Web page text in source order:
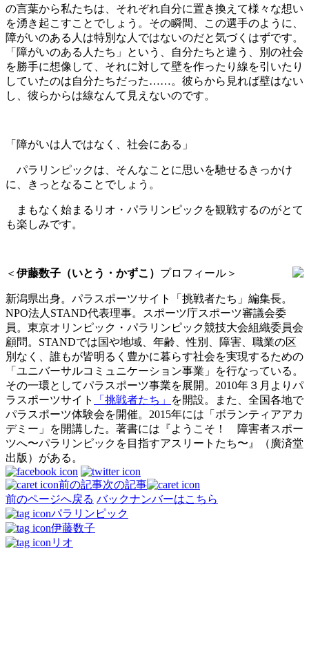
の言葉から私たちは、それぞれ自分に置き換えて様々な想い
を湧き起こすことでしょう。その瞬間、この選手のように、
障がいのある人は特別な人ではないのだと気づくはずです。
「障がいのある人たち」という、自分たちと違う、別の社会
を勝手に想像して、それに対して壁を作ったり線を引いたり
していたのは自分たちだった……。彼らから見れば壁はない
し、彼らからは線なんて見えないのです。
「障がいは人ではなく、社会にある」
パラリンピックは、そんなことに思いを馳せるきっかけ
に、きっとなることでしょう。
まもなく始まるリオ・パラリンピックを観戦するのがとて
も楽しみです。
＜ 伊藤数子（いとう・かずこ） プロフィール＞
新潟県出身。パラスポーツサイト「挑戦者たち」編集長。
NPO法人STAND代表理事。スポーツ庁スポーツ審議会委
員。東京オリンピック・パラリンピック競技大会組織委員会
顧問。STANDでは国や地域、年齢、性別、障害、職業の区
別なく、誰もが皆明るく豊かに暮らす社会を実現するための
「ユニバーサルコミュニケーション事業」を行なっている。
その一環としてパラスポーツ事業を展開。 2010年３月よりパ
ラスポーツサイト
「挑戦者たち」
を開設。また、全国各地で
パラスポーツ体験会を開催。2015年には「ボランティアアカ
デミー」を開講した。著書には『ようこそ！ 障害者スポー
ツへ〜パラリンピックを目指すアスリートたち〜』（廣済堂
出版）がある。
前の記事次の記事
前のページへ戻る バックナンバーはこちら
パラリンピック
伊藤数子
リオ